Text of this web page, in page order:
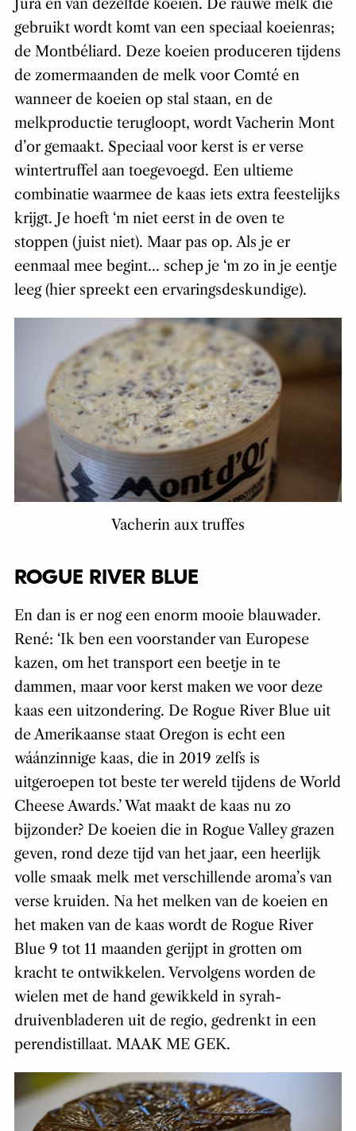
Jura en van dezelfde koeien. De rauwe melk die
gebruikt wordt komt van een speciaal koeienras;
de Montbéliard. Deze koeien produceren tijdens
de zomermaanden de melk voor Comté en
wanneer de koeien op stal staan, en de
melkproductie terugloopt, wordt Vacherin Mont
d’or gemaakt. Speciaal voor kerst is er verse
wintertruffel aan toegevoegd. Een ultieme
combinatie waarmee de kaas iets extra feestelijks
krijgt. Je hoeft ‘m niet eerst in de oven te
stoppen (juist niet). Maar pas op. Als je er
eenmaal mee begint… schep je ‘m zo in je eentje
leeg (hier spreekt een ervaringsdeskundige).
Vacherin aux truffes
ROGUE RIVER BLUE
En dan is er nog een enorm mooie blauwader.
René: ‘Ik ben een voorstander van Europese
kazen, om het transport een beetje in te
dammen, maar voor kerst maken we voor deze
kaas een uitzondering. De Rogue River Blue uit
de Amerikaanse staat Oregon is echt een
wáánzinnige kaas, die in 2019 zelfs is
uitgeroepen tot beste ter wereld tijdens de World
Cheese Awards.’ Wat maakt de kaas nu zo
bijzonder? De koeien die in Rogue Valley grazen
geven, rond deze tijd van het jaar, een heerlijk
volle smaak melk met verschillende aroma’s van
verse kruiden. Na het melken van de koeien en
het maken van de kaas wordt de Rogue River
Blue 9 tot 11 maanden gerijpt in grotten om
kracht te ontwikkelen. Vervolgens worden de
wielen met de hand gewikkeld in syrah-
druivenbladeren uit de regio, gedrenkt in een
perendistillaat. MAAK ME GEK.